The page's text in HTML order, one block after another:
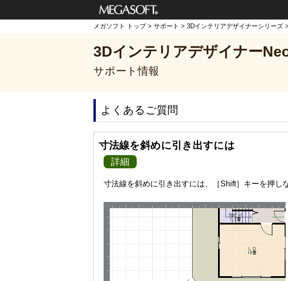
メガソフト株式
メガソフト トップ> サポート > 3Dインテリアデザイナーシリーズ >
3Dインテリアデザイナー
サポート情報
よくあるご質問
寸法線を斜めに引き出すには
詳細
寸法線を斜めに引き出すには、［Shift］キーを押し